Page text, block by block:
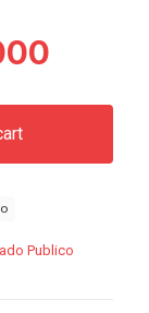
is:
Publico